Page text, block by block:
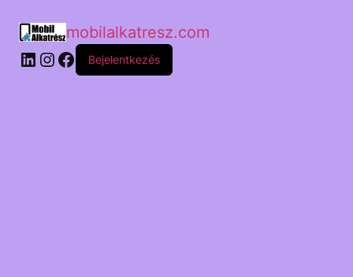
mobilalkatresz.com
Bejelentkezés